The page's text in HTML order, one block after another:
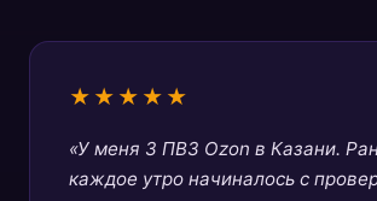
★★★★★
«У меня 3 ПВЗ Ozon в Казани.
каждое утро начиналось с